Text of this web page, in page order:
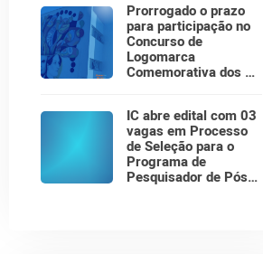
Prorrogado o prazo
para participação no
Concurso de
Logomarca
Comemorativa dos 30
IC abre edital com 03
vagas em Processo
de Seleção para o
Programa de
Pesquisador de Pós-